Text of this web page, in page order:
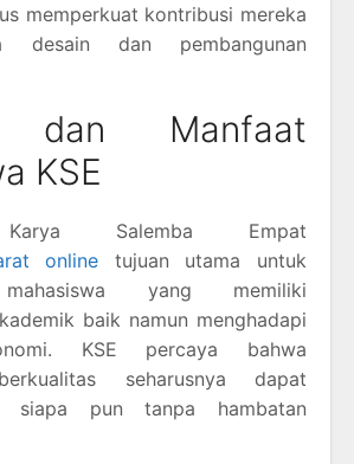
memperkuat kontribusi mereka
desain dan pembangunan
dan Manfaat
KSE
Karya Salemba Empat
online tujuan utama untuk
yang memiliki
baik namun menghadapi
KSE percaya bahwa
seharusnya dapat
siapa pun tanpa hambatan